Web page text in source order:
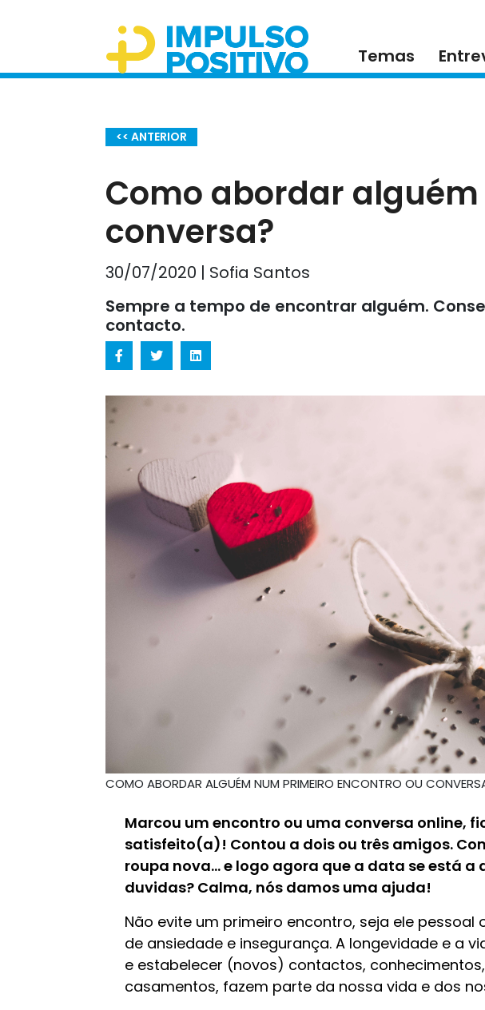
Temas
<< ANTERIOR
Como abordar
conversa?
30/07/2020 | Sofia Santos
Sempre a tempo de encontrar alguém.
contacto.
COMO ABORDAR ALGUÉM NUM PRIMEIRO ENCONTRO OU
Marcou um encontro ou uma conversa online,
satisfeito(a)! Contou a dois ou três amigos.
roupa nova… e logo agora que a data se está a
duvidas? Calma, nós damos uma ajuda!
Não evite um primeiro encontro, seja ele pessoal
de ansiedade e insegurança. A longevidade e a
e estabelecer (novos) contactos,
casamentos, fazem parte da nossa vida e dos